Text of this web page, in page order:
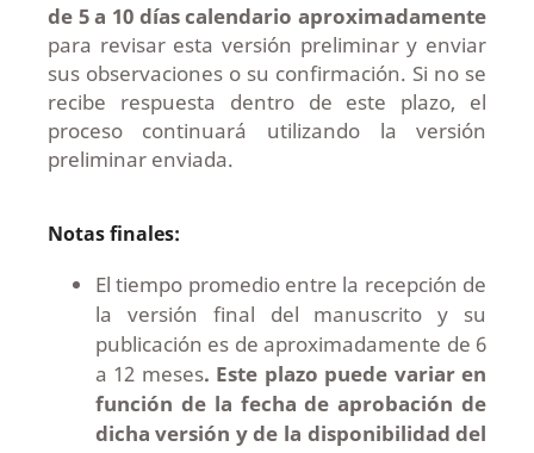
de 5 a 10 días calendario aproximadamente
para revisar esta versión preliminar y enviar
sus observaciones o su confirmación. Si no se
recibe respuesta dentro de este plazo, el
proceso continuará utilizando la versión
preliminar enviada.
Notas finales:
El tiempo promedio entre la recepción de
la versión final del manuscrito y su
publicación es de aproximadamente de 6
a 12 meses. Este plazo puede variar en
función de la fecha de aprobación de
dicha versión y de la disponibilidad del